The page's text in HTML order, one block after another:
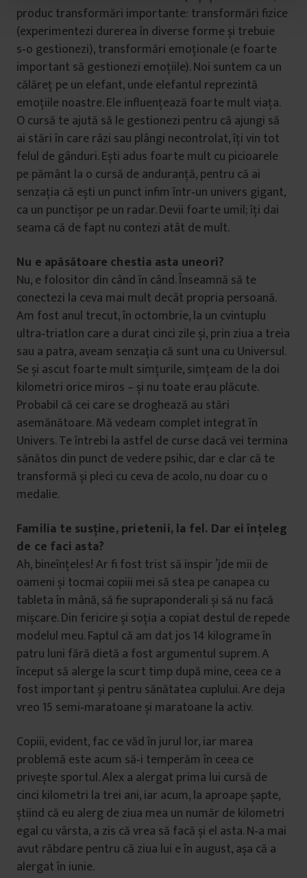
produc transformări importante: transformări fizice
(experimentezi durerea în diverse forme și trebuie
s‑o gestionezi), transformări emoționale (e foarte
important să gestionezi emoțiile). Noi suntem ca un
călăreț pe un elefant, unde elefantul reprezintă
emoțiile noastre. Ele influențează foarte mult viața.
O cursă te ajută să le gestionezi pentru că ajungi să
ai stări în care râzi sau plângi necontrolat, îți vin tot
felul de gânduri. Ești adus foarte mult cu picioarele
pe pământ la o cursă de anduranță, pentru că ai
senzația că ești un punct infim într‑un univers gigant,
ca un punctișor pe un radar. Devii foarte umil; îți dai
seama că de fapt nu contezi atât de mult.
Nu e apăsătoare chestia asta uneori?
Nu, e folositor din când în când. Înseamnă să te
conectezi la ceva mai mult decât propria persoană.
Am fost anul trecut, în octombrie, la un cvintuplu
ultra‑triatlon care a durat cinci zile și, prin ziua a treia
sau a patra, aveam senzația că sunt una cu Universul.
Se și ascut foarte mult simțurile, simțeam de la doi
kilometri orice miros – și nu toate erau plăcute.
Probabil că cei care se droghează au stări
asemănătoare. Mă vedeam complet integrat în
Univers. Te întrebi la astfel de curse dacă vei termina
sănătos din punct de vedere psihic, dar e clar că te
transformă și pleci cu ceva de acolo, nu doar cu o
medalie.
Familia te susține, prietenii, la fel. Dar ei înțeleg
de ce faci asta?
Ah, bineînțeles! Ar fi fost trist să inspir ’jde mii de
oameni și tocmai copiii mei să stea pe canapea cu
tableta în mână, să fie supraponderali și să nu facă
mișcare. Din fericire și soția a copiat destul de repede
modelul meu. Faptul că am dat jos 14 kilograme în
patru luni fără dietă a fost argumentul suprem. A
început să alerge la scurt timp după mine, ceea ce a
fost important și pentru sănătatea cuplului. Are deja
vreo 15 semi‑maratoane și maratoane la activ.
Copiii, evident, fac ce văd în jurul lor, iar marea
problemă este acum să‑i temperăm în ceea ce
privește sportul. Alex a alergat prima lui cursă de
cinci kilometri la trei ani, iar acum, la aproape șapte,
știind că eu alerg de ziua mea un număr de kilometri
egal cu vârsta, a zis că vrea să facă și el asta. N‑a mai
avut răbdare pentru că ziua lui e în august, așa că a
alergat în iunie.